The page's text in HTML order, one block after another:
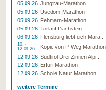
05.09.26 Jungfrau-Marathon
05.09.26 Usedom-Marathon
05.09.26 Fehmarn-Marathon
05.09.26 Torlauf Dachstein
06.09.26 Flensburg liebt dich Mara...
10. -
12.09.26
Kopie von P-Weg Marathon
12.09.26 Südtirol Drei Zinnen Alpi...
12.09.26 Erfurt Marathon
12.09.26 Scholle Natur Marathon
weitere Termine